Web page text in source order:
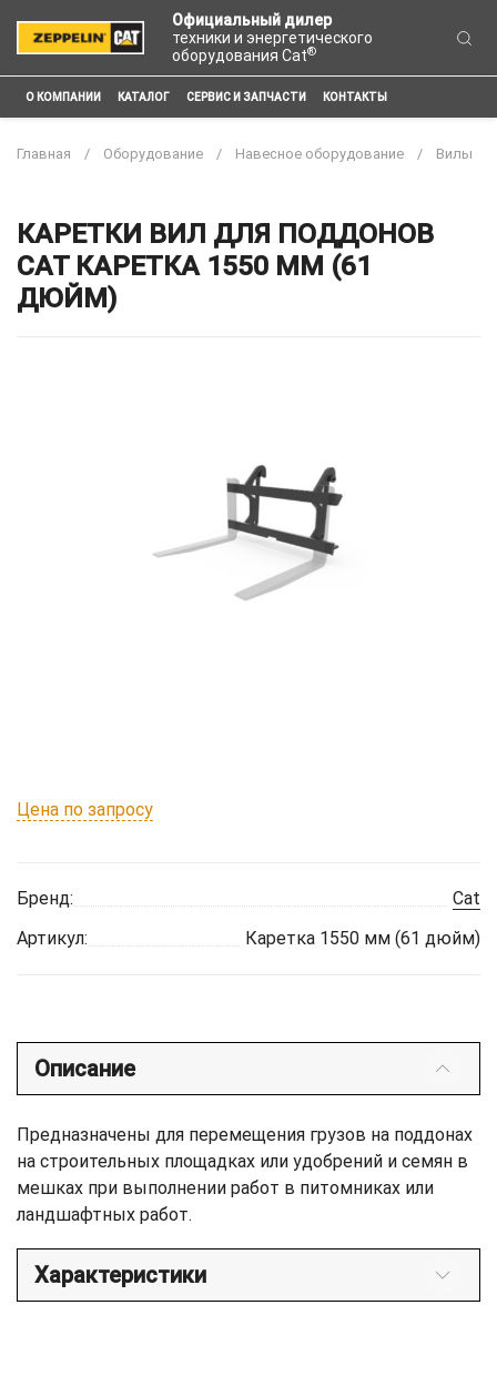
Официальный дилер
техники и энергетического
оборудования Cat®
О КОМПАНИИ КАТАЛОГ СЕРВИС И ЗАПЧАСТИ КОНТАКТЫ
Главная Оборудование Навесное оборудование Вилы
КАРЕТКИ ВИЛ ДЛЯ ПОДДОНОВ
CAT КАРЕТКА 1550 ММ (61
ДЮЙМ)
Цена по запросу
Бренд:
Cat
Артикул:
Каретка 1550 мм (61 дюйм)
Описание
Предназначены для перемещения грузов на поддонах
на строительных площадках или удобрений и семян в
мешках при выполнении работ в питомниках или
ландшафтных работ.
Характеристики